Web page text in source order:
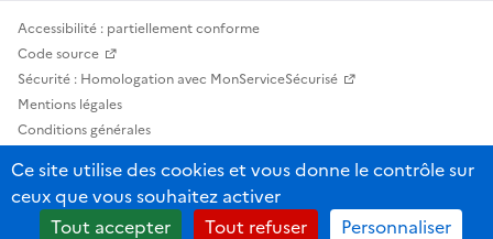
Accessibilité : partiellement conforme
Code source
Sécurité : Homologation avec MonServiceSécurisé
Mentions légales
Conditions générales
Statistiques, lexiques et indicateurs
Sauf mention contraire, tous les contenus de ce site sont sous licence
etalab-2.0
Ce site utilise des cookies et vous donne le contrôle sur
ceux que vous souhaitez activer
Tout accepter
Tout refuser Personnaliser